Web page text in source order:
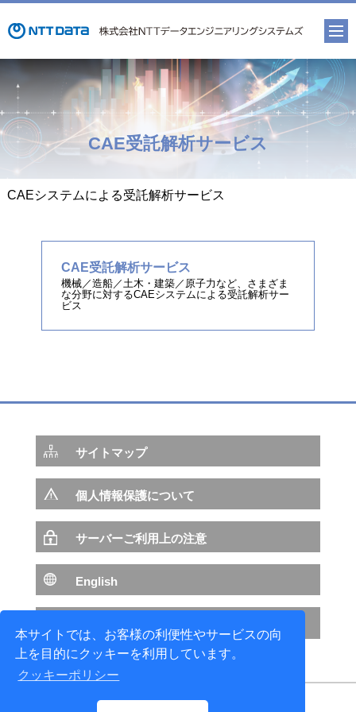
本サイトでは、お客様の利便性やサービスの向
上を目的にクッキーを利用しています。
クッキーポリシー
CAE受託解析サービス
CAEシステムによる受託解析サービス
CAE受託解析サービス
機械／造船／土木・建築／原子力など、さまざま
な分野に対するCAEシステムによる受託解析サー
ビス
サイトマップ
個人情報保護について
サーバーご利用上の注意
English
NTTデータ サイトへ